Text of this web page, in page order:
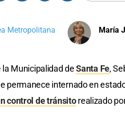
Metropolitana María
la Municipalidad deSanta Fe,
permanece internado en
control de tránsitorealizado